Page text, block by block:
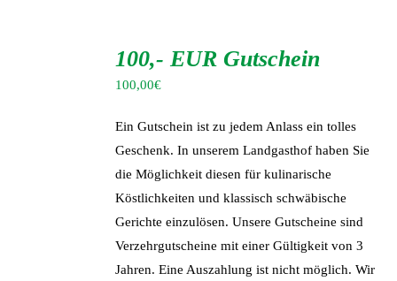
100,- EUR Gutschein
100,00€
Ein Gutschein ist zu jedem Anlass ein tolles
Geschenk. In unserem Landgasthof haben Sie
die Möglichkeit diesen für kulinarische
Köstlichkeiten und klassisch schwäbische
Gerichte einzulösen. Unsere Gutscheine sind
Verzehrgutscheine mit einer Gültigkeit von 3
Jahren. Eine Auszahlung ist nicht möglich. Wir